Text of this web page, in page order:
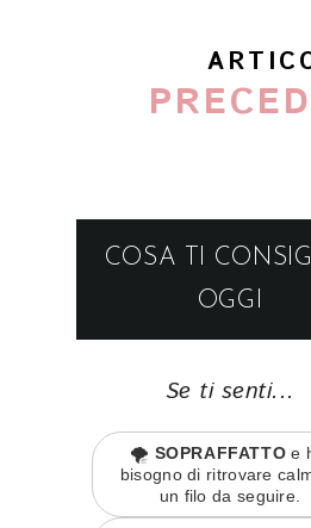
COSA TI
OGGI
Se ti senti...
🌪️ SOPRAFFATTO e
bisogno di ritrovare
un filo da seguire.